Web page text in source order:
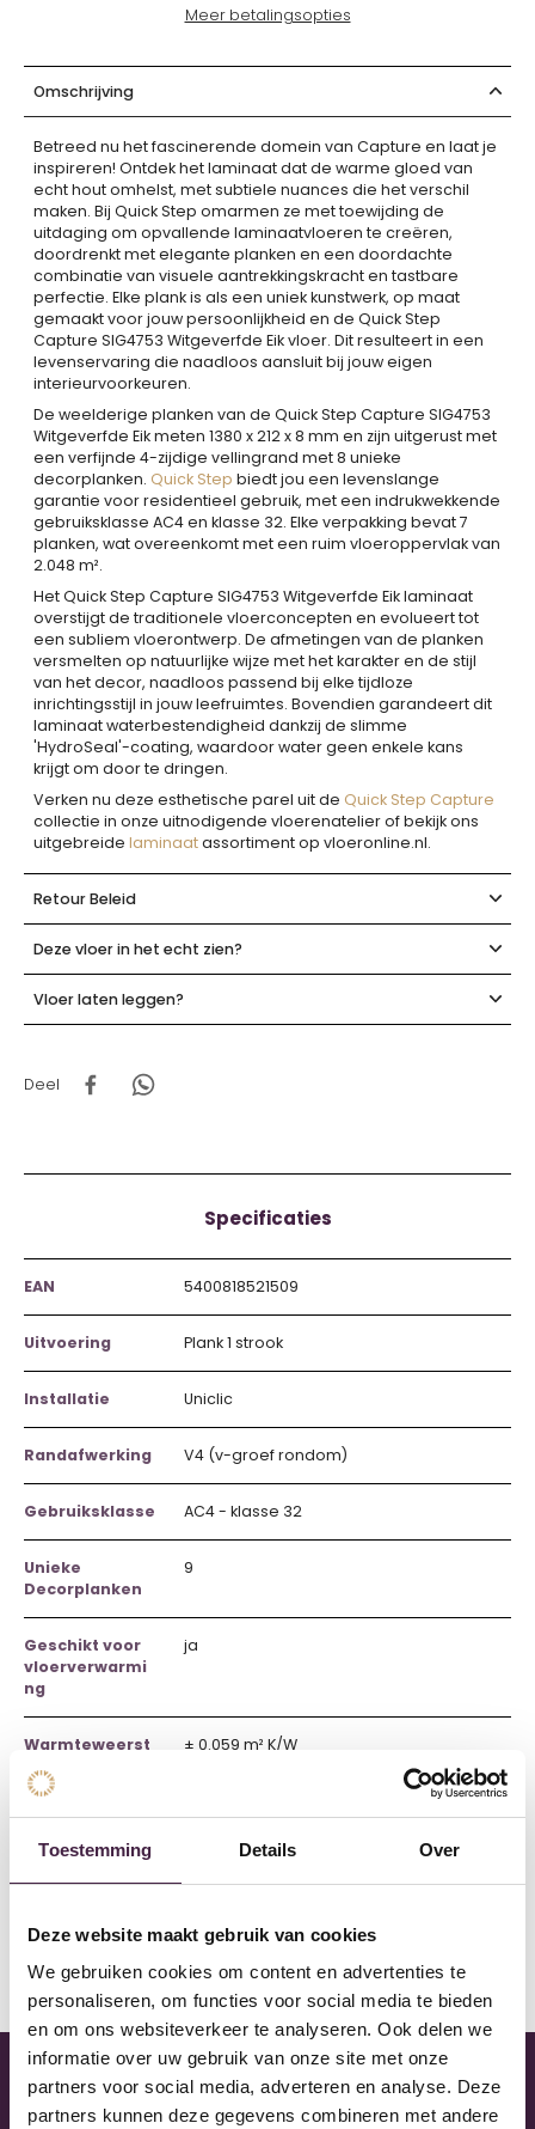
Toestemming Details Over
Deze website maakt gebruik van cookies
We gebruiken cookies om content en advertenties te
personaliseren, om functies voor social media te bieden
en om ons websiteverkeer te analyseren. Ook delen we
informatie over uw gebruik van onze site met onze
partners voor social media, adverteren en analyse. Deze
partners kunnen deze gegevens combineren met andere
Meer betalingsopties
Omschrijving
Betreed nu het fascinerende domein van Capture en laat je
inspireren! Ontdek het laminaat dat de warme gloed van
echt hout omhelst, met subtiele nuances die het verschil
maken. Bij Quick Step omarmen ze met toewijding de
uitdaging om opvallende laminaatvloeren te creëren,
doordrenkt met elegante planken en een doordachte
combinatie van visuele aantrekkingskracht en tastbare
perfectie. Elke plank is als een uniek kunstwerk, op maat
gemaakt voor jouw persoonlijkheid en de Quick Step
Capture SIG4753 Witgeverfde Eik vloer. Dit resulteert in een
levenservaring die naadloos aansluit bij jouw eigen
interieurvoorkeuren.
De weelderige planken van de Quick Step Capture SIG4753
Witgeverfde Eik meten 1380 x 212 x 8 mm en zijn uitgerust met
een verfijnde 4-zijdige vellingrand met 8 unieke
decorplanken. Quick Step biedt jou een levenslange
garantie voor residentieel gebruik, met een indrukwekkende
gebruiksklasse AC4 en klasse 32. Elke verpakking bevat 7
planken, wat overeenkomt met een ruim vloeroppervlak van
2.048 m².
Het Quick Step Capture SIG4753 Witgeverfde Eik laminaat
overstijgt de traditionele vloerconcepten en evolueert tot
een subliem vloerontwerp. De afmetingen van de planken
versmelten op natuurlijke wijze met het karakter en de stijl
van het decor, naadloos passend bij elke tijdloze
inrichtingsstijl in jouw leefruimtes. Bovendien garandeert dit
laminaat waterbestendigheid dankzij de slimme
'HydroSeal'-coating, waardoor water geen enkele kans
krijgt om door te dringen.
Verken nu deze esthetische parel uit de Quick Step Capture
collectie in onze uitnodigende vloerenatelier of bekijk ons
uitgebreide laminaatassortiment op vloeronline.nl.
Retour Beleid
Deze vloer in het echt zien?
Vloer laten leggen?
Deel
Specificaties
EAN 5400818521509
Uitvoering Plank 1 strook
Installatie Uniclic
Randafwerking V4 (v-groef rondom)
Gebruiksklasse AC4 - klasse 32
Unieke
Decorplanken
9
Geschikt voor
vloerverwarmi
ng
ja
Warmteweerst
and
± 0.059 m² K/W
Waterbestendi
ja
Mega Showroom
Kom inspiratie op doen met meer dan 1500 vloeren in